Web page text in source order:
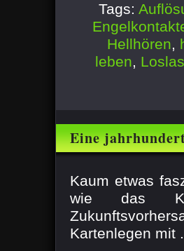
Tags:
Hellhören,
leben,
Eine
Kaum etwas
wie das
Kartenlegen mit